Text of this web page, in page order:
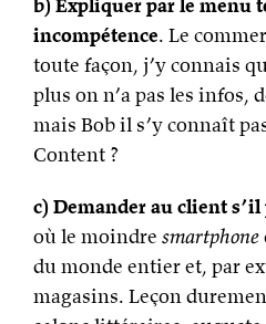
incompétence. Le
toute façon, j’y connais
plus on n’a pas les infos,
mais Bob il s’y connaît
Content ?
c) Demander au client s’il
où le moindre smartphone
du monde entier et, par
magasins. Leçon